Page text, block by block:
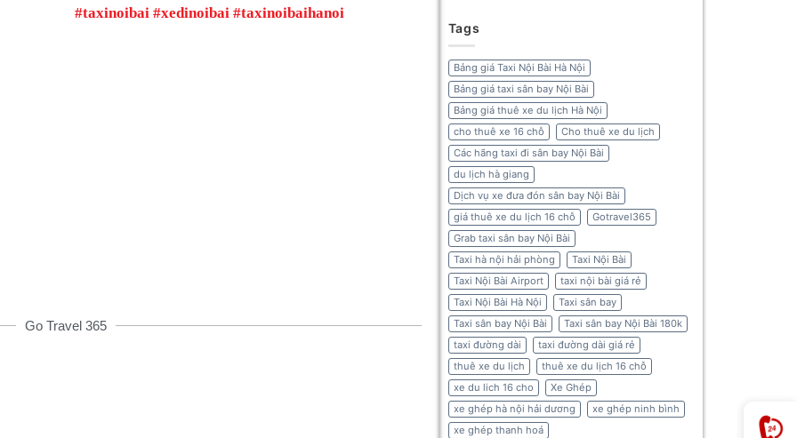
#taxinoibai #xedinoibai #taxinoibaihanoi
Go Travel 365
Tags
Bảng giá Taxi Nội Bài Hà Nội
Bảng giá taxi sân bay Nội Bài
Bảng giá thuê xe du lịch Hà Nội
cho thuê xe 16 chỗ
Cho thuê xe du lịch
Các hãng taxi đi sân bay Nội Bài
du lịch hà giang
Dịch vụ xe đưa đón sân bay Nội Bài
giá thuê xe du lịch 16 chỗ
Gotravel365
Grab taxi sân bay Nội Bài
Taxi hà nội hải phòng
Taxi Nội Bài
Taxi Nội Bài Airport
taxi nội bài giá rẻ
Taxi Nội Bài Hà Nội
Taxi sân bay
Taxi sân bay Nội Bài
Taxi sân bay Nội Bài 180k
taxi đường dài
taxi đường dài giá rẻ
thuê xe du lịch
thuê xe du lịch 16 chỗ
xe du lich 16 cho
Xe Ghép
xe ghép hà nội hải dương
xe ghép ninh bình
xe ghép thanh hoá